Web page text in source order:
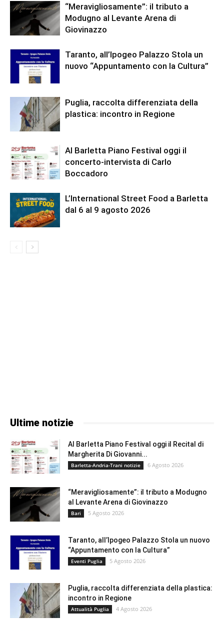
“Meravigliosamente”: il tributo a
Modugno al Levante Arena di
Giovinazzo
Taranto, all’Ipogeo Palazzo Stola un
nuovo “Appuntamento con la Cultura”
Puglia, raccolta differenziata della
plastica: incontro in Regione
Al Barletta Piano Festival oggi il
concerto-intervista di Carlo
Boccadoro
L’International Street Food a Barletta
dal 6 al 9 agosto 2026
Ultime notizie
Al Barletta Piano Festival oggi il Recital di
Margherita Di Giovanni...
Barletta-Andria-Trani notizie 6 Agosto 2026
“Meravigliosamente”: il tributo a Modugno
al Levante Arena di Giovinazzo
Bari 5 Agosto 2026
Taranto, all’Ipogeo Palazzo Stola un nuovo
“Appuntamento con la Cultura”
Eventi Puglia 5 Agosto 2026
Puglia, raccolta differenziata della plastica:
incontro in Regione
Attualità Puglia 4 Agosto 2026